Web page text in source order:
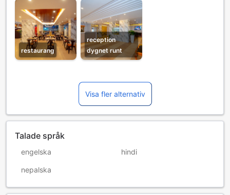
restaurang
reception
dygnet runt
Visa fler alternativ
Talade språk
engelska hindi
nepalska